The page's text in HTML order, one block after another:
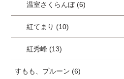
温室さくらんぼ (6)
紅てまり (10)
紅秀峰 (13)
すもも、プルーン (6)